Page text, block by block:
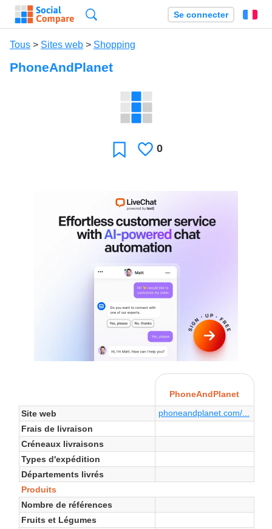
Se connecter
Tous > Sites web > Shopping
PhoneAndPlanet
Favori J'aime
0
PhoneAndPlanet
Site web
phoneandplanet.com/...
Frais de livraison
Créneaux livraisons
Types d'expédition
Départements livrés
Produits
Nombre de références
Fruits et Légumes